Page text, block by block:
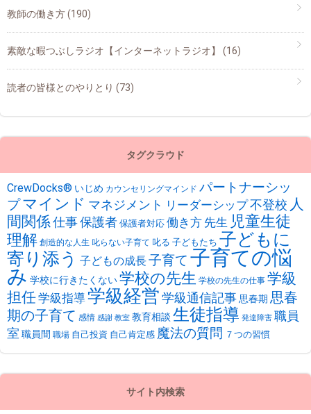
教師の働き方(190)
素敵な暇つぶしラジオ【インターネットラジオ】 (16)
読者の皆様とのやりとり (73)
タグクラウド
CrewDocks®︎ いじめ カウンセリングマインド パートナーシッ
プマインド マネジメント リーダーシップ不登校 人
間関係 仕事保護者 保護者対応 働き方 先生 児童生徒
理解 創造的な人生 叱らない子育て 叱る 子どもたち 子どもに
寄り添う 子どもの成長子育て 子育ての悩
み 学校に行きたくない学校の先生 学校の先生の仕事 学級
担任学級指導学級経営学級通信記事思春期 思春
期の子育て 感情 感謝 教室 教育相談 生徒指導 発達障害 職員
室 職員間 職場 自己投資 自己肯定感 魔法の質問 ７つの習慣
サイト内検索